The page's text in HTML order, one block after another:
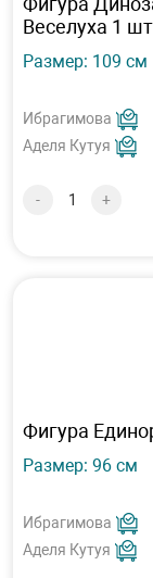
Веселуха 1
Размер: 109 см
Ибрагимова
Аделя Кутуя
- +
Фигура
Размер: 96 см
Ибрагимова
Аделя Кутуя